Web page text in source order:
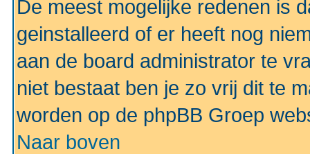
De meest mogelijke redenen is
geinstalleerd of er heeft nog
aan de board administrator te
niet bestaat ben je zo vrij dit te
worden op de phpBB Groep
Naar boven